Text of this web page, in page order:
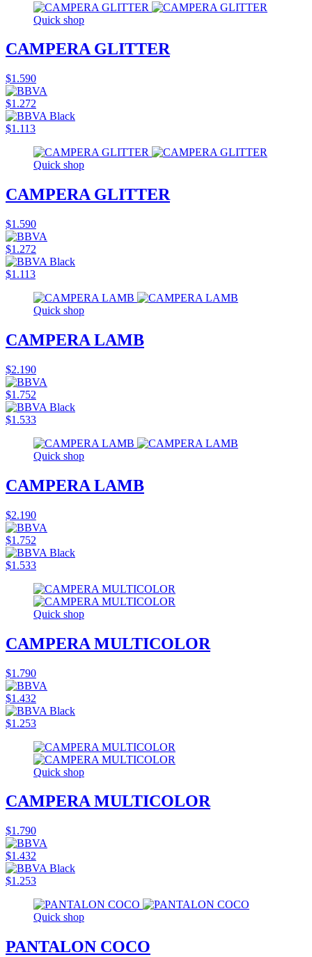
Quick shop
CAMPERA GLITTER
$1.590
$1.272
$1.113
Quick shop
CAMPERA GLITTER
$1.590
$1.272
$1.113
Quick shop
CAMPERA LAMB
$2.190
$1.752
$1.533
Quick shop
CAMPERA LAMB
$2.190
$1.752
$1.533
Quick shop
CAMPERA MULTICOLOR
$1.790
$1.432
$1.253
Quick shop
CAMPERA MULTICOLOR
$1.790
$1.432
$1.253
Quick shop
PANTALON COCO